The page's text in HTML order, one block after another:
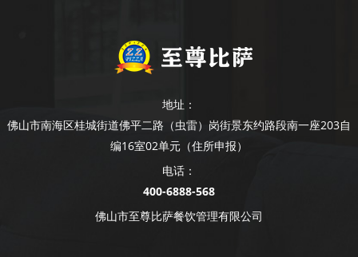
地址：
佛山市南海区桂城街道佛平二路（虫雷）岗街景东约路段南一座203自
编16室02单元（住所申报）
电话：
400-6888-568
佛山市至尊比萨餐饮管理有限公司